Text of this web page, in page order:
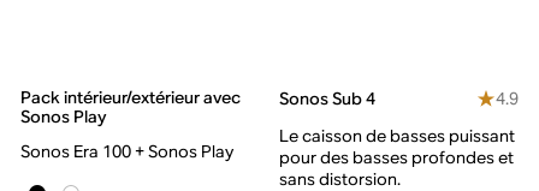
Pack intérieur/extérieur avec
Sonos Play
Sonos Era 100 + Sonos Play
Sonos Sub 4
4.9
Le caisson de basses puissant
pour des basses profondes et
sans distorsion.